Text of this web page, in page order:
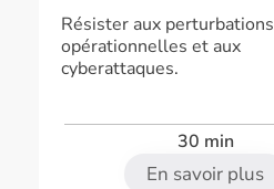
Résister aux perturbations
opérationnelles et aux
cyberattaques.
30 min
En savoir plus